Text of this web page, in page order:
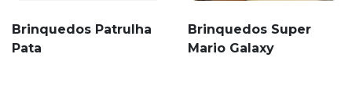
Brinquedos Patrulha
Pata
Brinquedos Super
Mario Galaxy